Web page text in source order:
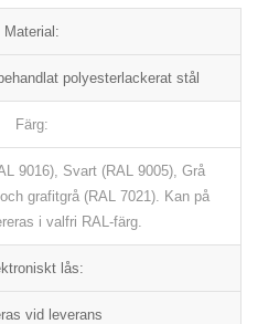
Material:
polyesterlackerat stål
Färg:
9016), Svart (RAL 9005), Grå
grafitgrå (RAL 7021). Kan på
i valfri RAL-färg.
lås:
vid leverans